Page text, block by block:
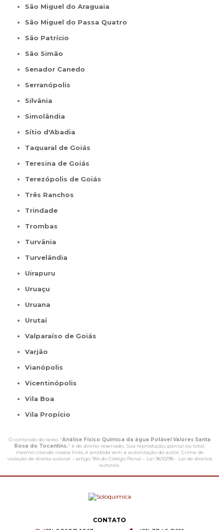
São Miguel do Araguaia
São Miguel do Passa Quatro
São Patrício
São Simão
Senador Canedo
Serranópolis
Silvânia
Simolândia
Sítio d'Abadia
Taquaral de Goiás
Teresina de Goiás
Terezópolis de Goiás
Três Ranchos
Trindade
Trombas
Turvânia
Turvelândia
Uirapuru
Uruaçu
Uruana
Urutaí
Valparaíso de Goiás
Varjão
Vianópolis
Vicentinópolis
Vila Boa
Vila Propício
O conteúdo do texto "Análise Físico Química da água Potável Valores Santa
Rosa do Tocantins." é de direito reservado. Sua reprodução, parcial ou total,
mesmo citando nossos links, é proibida sem a autorização do autor. Crime de
violação de direito autoral – artigo 184 do Código Penal – Lei 9610/98 - Lei de direitos
autorais.
CONTATO